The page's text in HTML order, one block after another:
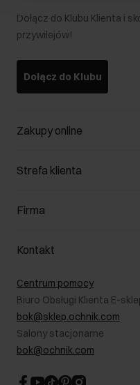
Dołącz do Klubu Klienta i
przywilejów!
Dołącz do Klubu
Zakupy online
Zarządzaj cookies
Formy płatności
Jak dokonać zwrotu?
Strefa klienta
Klub Klienta
Zwróć produkty
W podróży
Karta podarunkowa
Bezpieczne zakupy
Blog
Firma
O nas
Salony
B2B - Sprzedaż dla firm
RODO- Polityka prywatności
Informacje prawne
Dla akcjonariuszy
CSR
Kontakt
Centrum pomocy
Biuro Obsługi Klienta E-
bok@sklep.ochnik.com
Salony stacjonarne
bok@ochnik.com